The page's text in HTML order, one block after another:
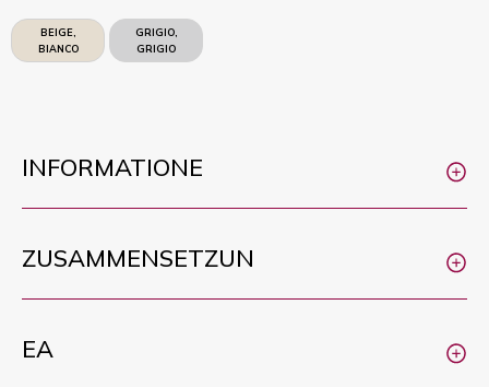
BEIGE,
BIANCO
SPORCO
GRIGIO,
GRIGIO
CHIARO
INFORMATIONE
ZUSAMMENSETZUN
EA